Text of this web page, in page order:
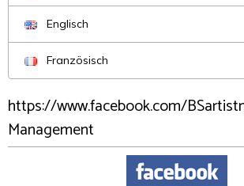
Englisch
Französisch
https://www.facebook.com/
Management